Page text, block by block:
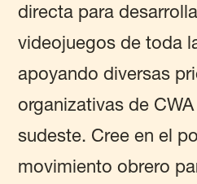
directa para
videojuegos de toda
apoyando diversas
organizativas de
sudeste. Cree en el
movimiento obrero